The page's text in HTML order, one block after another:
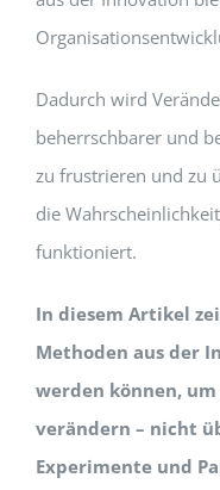
Dadurch wird
beherrschbarer und
zu frustrieren und zu
die
funktioniert.
In diesem Artikel
Methoden aus der
werden können,
verändern – nicht
Experimente und